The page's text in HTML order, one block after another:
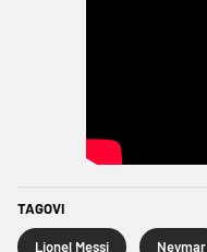
TAGOVI
Lionel Messi Neymar